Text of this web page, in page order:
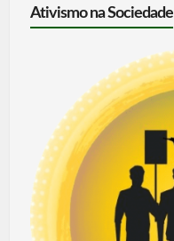
Ativismo na Sociedade